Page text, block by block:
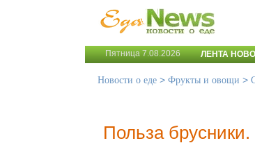
Пятница 7.08.2026 ЛЕНТА
Новости о еде > Фрукты и овощи >
Польза